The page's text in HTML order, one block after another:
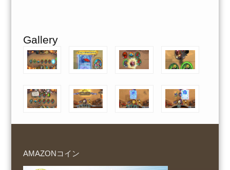
Gallery
AMAZONコイン